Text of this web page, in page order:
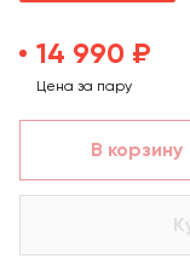
14 990 ₽
Цена за пару
В корзину